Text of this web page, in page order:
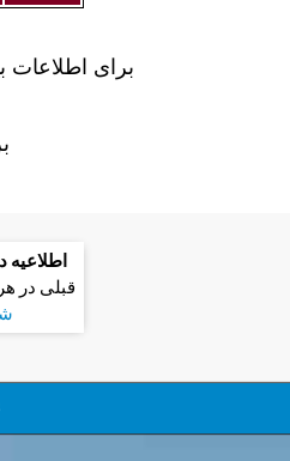
برای اطلاعات
قبلی در